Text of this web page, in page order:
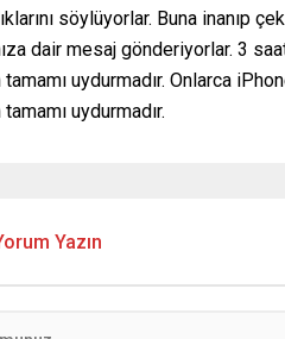
söylüyorlar. Buna
dair mesaj gönderiyorlar. 3
uydurmadır. Onlarca
uydurmadır.
Yazın